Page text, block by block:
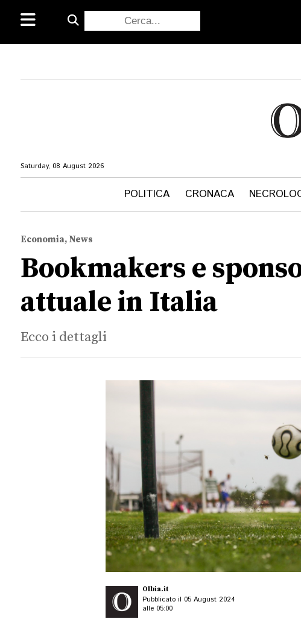
Saturday, 08 August 2026
POLITICA CRONACA
Economia, News
Bookmakers e
attuale in Italia
Ecco i dettagli
Olbia.it
Pubblicato il 05 August 2024
alle 05:00